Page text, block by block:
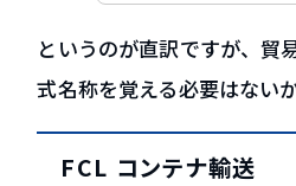
というのが直訳ですが、貿
式名称を覚える必要はない
FCL コンテナ輸送